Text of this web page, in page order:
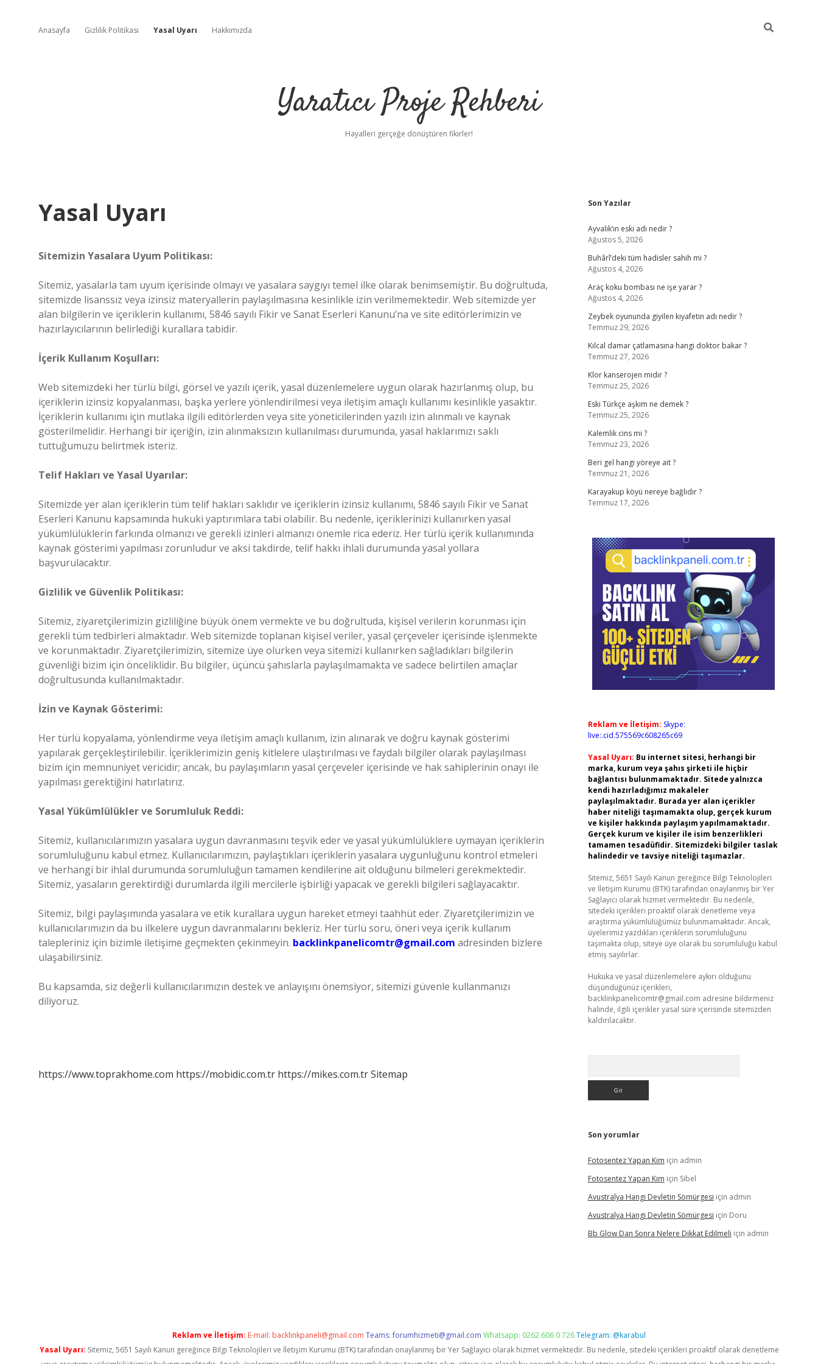
Anasayfa Gizlilik Politikası Yasal Uyarı Hakkımızda
Yaratıcı Proje Rehberi
Hayalleri gerçeğe dönüştüren fikirler!
Yasal Uyarı
Sitemizin Yasalara Uyum Politikası:
Sitemiz, yasalarla tam uyum içerisinde olmayı ve yasalara saygıyı temel ilke olarak benimsemiştir. Bu doğrultuda,
sitemizde lisanssız veya izinsiz materyallerin paylaşılmasına kesinlikle izin verilmemektedir. Web sitemizde yer
alan bilgilerin ve içeriklerin kullanımı, 5846 sayılı Fikir ve Sanat Eserleri Kanunu’na ve site editörlerimizin ve
hazırlayıcılarının belirlediği kurallara tabidir.
İçerik Kullanım Koşulları:
Web sitemizdeki her türlü bilgi, görsel ve yazılı içerik, yasal düzenlemelere uygun olarak hazırlanmış olup, bu
içeriklerin izinsiz kopyalanması, başka yerlere yönlendirilmesi veya iletişim amaçlı kullanımı kesinlikle yasaktır.
İçeriklerin kullanımı için mutlaka ilgili editörlerden veya site yöneticilerinden yazılı izin alınmalı ve kaynak
gösterilmelidir. Herhangi bir içeriğin, izin alınmaksızın kullanılması durumunda, yasal haklarımızı saklı
tuttuğumuzu belirtmek isteriz.
Telif Hakları ve Yasal Uyarılar:
Sitemizde yer alan içeriklerin tüm telif hakları saklıdır ve içeriklerin izinsiz kullanımı, 5846 sayılı Fikir ve Sanat
Eserleri Kanunu kapsamında hukuki yaptırımlara tabi olabilir. Bu nedenle, içeriklerinizi kullanırken yasal
yükümlülüklerin farkında olmanızı ve gerekli izinleri almanızı önemle rica ederiz. Her türlü içerik kullanımında
kaynak gösterimi yapılması zorunludur ve aksi takdirde, telif hakkı ihlali durumunda yasal yollara
başvurulacaktır.
Gizlilik ve Güvenlik Politikası:
Sitemiz, ziyaretçilerimizin gizliliğine büyük önem vermekte ve bu doğrultuda, kişisel verilerin korunması için
gerekli tüm tedbirleri almaktadır. Web sitemizde toplanan kişisel veriler, yasal çerçeveler içerisinde işlenmekte
ve korunmaktadır. Ziyaretçilerimizin, sitemize üye olurken veya sitemizi kullanırken sağladıkları bilgilerin
güvenliği bizim için önceliklidir. Bu bilgiler, üçüncü şahıslarla paylaşılmamakta ve sadece belirtilen amaçlar
doğrultusunda kullanılmaktadır.
İzin ve Kaynak Gösterimi:
Her türlü kopyalama, yönlendirme veya iletişim amaçlı kullanım, izin alınarak ve doğru kaynak gösterimi
yapılarak gerçekleştirilebilir. İçeriklerimizin geniş kitlelere ulaştırılması ve faydalı bilgiler olarak paylaşılması
bizim için memnuniyet vericidir; ancak, bu paylaşımların yasal çerçeveler içerisinde ve hak sahiplerinin onayı ile
yapılması gerektiğini hatırlatırız.
Yasal Yükümlülükler ve Sorumluluk Reddi:
Sitemiz, kullanıcılarımızın yasalara uygun davranmasını teşvik eder ve yasal yükümlülüklere uymayan içeriklerin
sorumluluğunu kabul etmez. Kullanıcılarımızın, paylaştıkları içeriklerin yasalara uygunluğunu kontrol etmeleri
ve herhangi bir ihlal durumunda sorumluluğun tamamen kendilerine ait olduğunu bilmeleri gerekmektedir.
Sitemiz, yasaların gerektirdiği durumlarda ilgili mercilerle işbirliği yapacak ve gerekli bilgileri sağlayacaktır.
Sitemiz, bilgi paylaşımında yasalara ve etik kurallara uygun hareket etmeyi taahhüt eder. Ziyaretçilerimizin ve
kullanıcılarımızın da bu ilkelere uygun davranmalarını bekleriz. Her türlü soru, öneri veya içerik kullanım
talepleriniz için bizimle iletişime geçmekten çekinmeyin. backlinkpanelicomtr@gmail.com adresinden bizlere
ulaşabilirsiniz.
Bu kapsamda, siz değerli kullanıcılarımızın destek ve anlayışını önemsiyor, sitemizi güvenle kullanmanızı
diliyoruz.
https://www.toprakhome.com https://mobidic.com.tr https://mikes.com.trSitemap
Sidebar
Son Yazılar
Ayvalık’ın eski adı nedir ?
Ağustos 5, 2026
Buhârî’deki tüm hadisler sahih mi ?
Ağustos 4, 2026
Araç koku bombası ne işe yarar ?
Ağustos 4, 2026
Zeybek oyununda giyilen kıyafetin adı nedir ?
Temmuz 29, 2026
Kılcal damar çatlamasına hangi doktor bakar ?
Temmuz 27, 2026
Klor kanserojen midir ?
Temmuz 25, 2026
Eski Türkçe aşkım ne demek ?
Temmuz 25, 2026
Kalemlik cins mi ?
Temmuz 23, 2026
Beri gel hangi yöreye ait ?
Temmuz 21, 2026
Karayakup köyü nereye bağlıdır ?
Temmuz 17, 2026
Reklam ve İletişim: Skype:
live:.cid.575569c608265c69
Yasal Uyarı: Bu internet sitesi, herhangi bir
marka, kurum veya şahıs şirketi ile hiçbir
bağlantısı bulunmamaktadır. Sitede yalnızca
kendi hazırladığımız makaleler
paylaşılmaktadır. Burada yer alan içerikler
haber niteliği taşımamakta olup, gerçek kurum
ve kişiler hakkında paylaşım yapılmamaktadır.
Gerçek kurum ve kişiler ile isim benzerlikleri
tamamen tesadüfidir. Sitemizdeki bilgiler taslak
halindedir ve tavsiye niteliği taşımazlar.
Sitemiz, 5651 Sayılı Kanun gereğince Bilgi Teknolojileri
ve İletişim Kurumu (BTK) tarafından onaylanmış bir Yer
Sağlayıcı olarak hizmet vermektedir. Bu nedenle,
sitedeki içerikleri proaktif olarak denetleme veya
araştırma yükümlülüğümüz bulunmamaktadır. Ancak,
üyelerimiz yazdıkları içeriklerin sorumluluğunu
taşımakta olup, siteye üye olarak bu sorumluluğu kabul
etmiş sayılırlar.
Hukuka ve yasal düzenlemelere aykırı olduğunu
düşündüğünüz içerikleri,
backlinkpanelicomtr@gmail.com adresine bildirmeniz
halinde, ilgili içerikler yasal süre içerisinde sitemizden
kaldırılacaktır.
Son yorumlar
Fotosentez Yapan Kim için admin
Fotosentez Yapan Kim için Sibel
Avustralya Hangi Devletin Sömürgesi için admin
Avustralya Hangi Devletin Sömürgesi için Doru
Bb Glow Dan Sonra Nelere Dikkat Edilmeli için admin
Reklam ve İletişim: E-mail: backlinkpaneli@gmail.com Teams:forumhizmeti@gmail.com Whatsapp: 0262 606 0 726Telegram: @karabul
Yasal Uyarı: Sitemiz, 5651 Sayılı Kanun gereğince Bilgi Teknolojileri ve İletişim Kurumu (BTK) tarafından onaylanmış bir Yer Sağlayıcı olarak hizmet vermektedir. Bu nedenle, sitedeki içerikleri proaktif olarak denetleme